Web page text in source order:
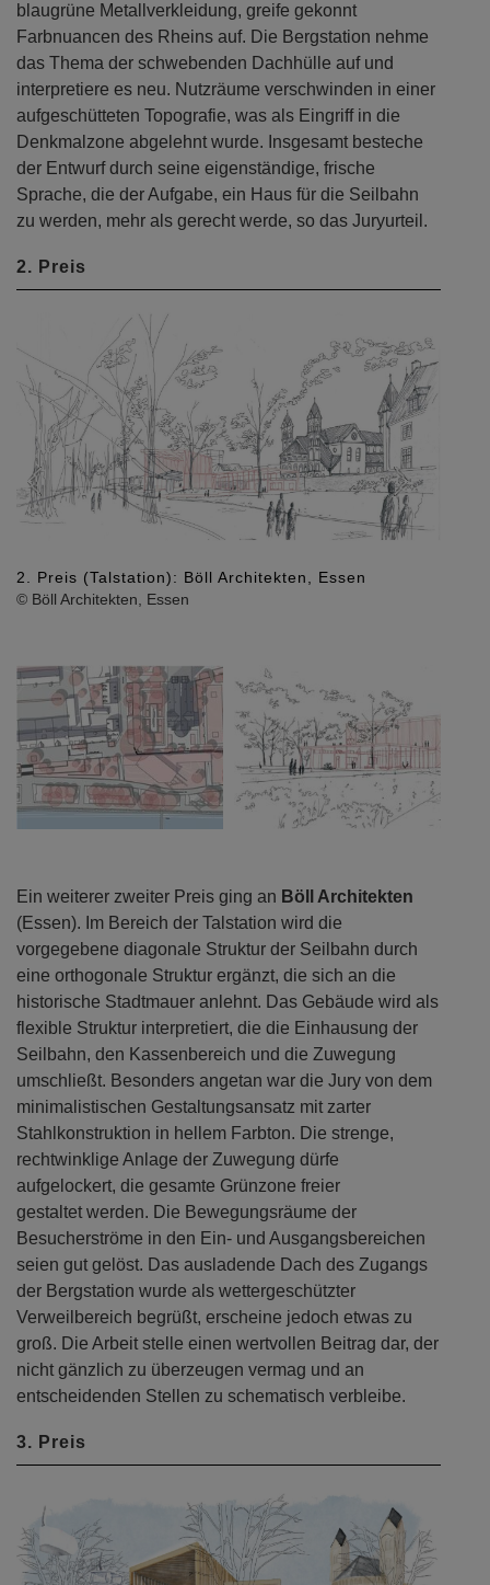
blaugrüne Metallverkleidung, greife gekonnt
Farbnuancen des Rheins auf. Die Bergstation nehme
das Thema der schwebenden Dachhülle auf und
interpretiere es neu. Nutzräume verschwinden in einer
aufgeschütteten Topografie, was als Eingriff in die
Denkmalzone abgelehnt wurde. Insgesamt besteche
der Entwurf durch seine eigenständige, frische
Sprache, die der Aufgabe, ein Haus für die Seilbahn
zu werden, mehr als gerecht werde, so das Juryurteil.
2. Preis
(Talstation): Böll Architekten, Essen
Architekten, Essen
Previous
Ein weiterer zweiter Preis ging an Böll Architekten
(Essen). Im Bereich der Talstation wird die
vorgegebene diagonale Struktur der Seilbahn durch
eine orthogonale Struktur ergänzt, die sich an die
historische Stadtmauer anlehnt. Das Gebäude wird als
flexible Struktur interpretiert, die die Einhausung der
Seilbahn, den Kassenbereich und die Zuwegung
umschließt. Besonders angetan war die Jury von dem
minimalistischen Gestaltungsansatz mit zarter
Stahlkonstruktion in hellem Farbton. Die strenge,
rechtwinklige Anlage der Zuwegung dürfe
aufgelockert, die gesamte Grünzone freier
gestaltet werden. Die Bewegungsräume der
Besucherströme in den Ein- und Ausgangsbereichen
seien gut gelöst. Das ausladende Dach des Zugangs
der Bergstation wurde als wettergeschützter
Verweilbereich begrüßt, erscheine jedoch etwas zu
groß. Die Arbeit stelle einen wertvollen Beitrag dar, der
nicht gänzlich zu überzeugen vermag und an
entscheidenden Stellen zu schematisch verbleibe.
3. Preis
Previous